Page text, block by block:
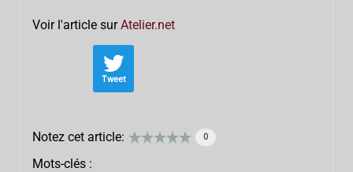
Voir l'article surAtelier.net
Tweet
Notez cet article: 0
Mots-clés :